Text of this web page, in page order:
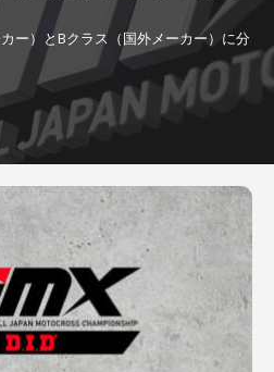
ー）とBクラス（国外メーカー）に分